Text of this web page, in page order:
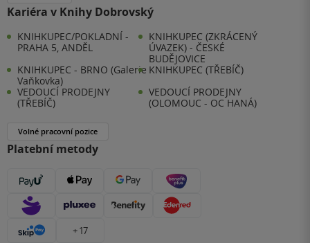
Kariéra v Knihy Dobrovský
KNIHKUPEC/POKLADNÍ -
PRAHA 5, ANDĚL
KNIHKUPEC (ZKRÁCENÝ
ÚVAZEK) - ČESKÉ
BUDĚJOVICE
KNIHKUPEC - BRNO (Galerie
Vaňkovka)
KNIHKUPEC (TŘEBÍČ)
VEDOUCÍ PRODEJNY
(TŘEBÍČ)
VEDOUCÍ PRODEJNY
(OLOMOUC - OC HANÁ)
Volné pracovní pozice
Platební metody
+ 17